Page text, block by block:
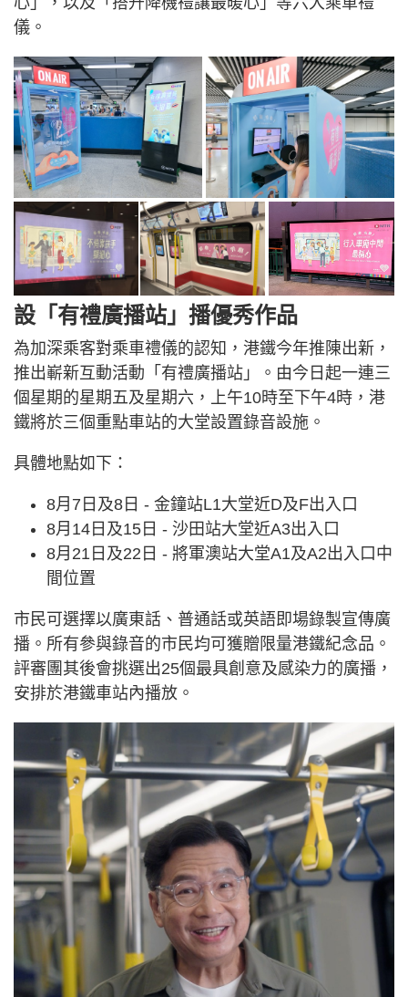
儀。
設「有禮廣播站」播優秀作品
為加深乘客對乘車禮儀的認知，港鐵今年推陳出新，
推出嶄新互動活動「有禮廣播站」。由今日起一連三
個星期的星期五及星期六，上午10時至下午4時，港
鐵將於三個重點車站的大堂設置錄音設施。
具體地點如下：
8月7日及8日 - 金鐘站L1大堂近D及F出入口
8月14日及15日 - 沙田站大堂近A3出入口
8月21日及22日 - 將軍澳站大堂A1及A2出入口中
間位置
市民可選擇以廣東話、普通話或英語即場錄製宣傳廣
播。所有參與錄音的市民均可獲贈限量港鐵紀念品。
評審團其後會挑選出25個最具創意及感染力的廣播，
安排於港鐵車站內播放。